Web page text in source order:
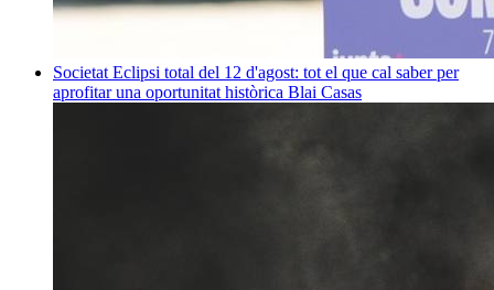
Societat Eclipsi total del 12 d'agost: tot el que cal saber per
aprofitar una oportunitat històrica Blai Casas